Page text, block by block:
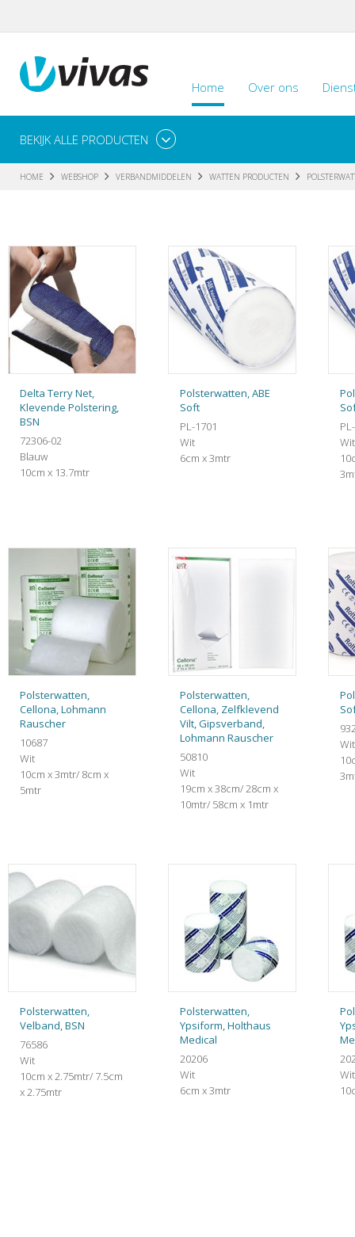
Home Over ons
BEKIJK ALLE PRODUCTEN
HOME WEBSHOP VERBANDMIDDELEN WATTEN PRODUCTEN
Delta Terry Net,
Klevende Polstering,
BSN
72306-02
Blauw
10cm x 13.7mtr
Polsterwatten, ABE
Soft
PL-1701
Wit
6cm x 3mtr
Wit
Polsterwatten,
Cellona, Lohmann
Rauscher
10687
Wit
10cm x 3mtr/ 8cm x
5mtr
Polsterwatten,
Cellona, Zelfklevend
Vilt, Gipsverband,
Lohmann Rauscher
50810
Wit
19cm x 38cm/ 28cm x
10mtr/ 58cm x 1mtr
Wit
Polsterwatten,
Velband, BSN
76586
Wit
10cm x 2.75mtr/ 7.5cm
x 2.75mtr
Polsterwatten,
Ypsiform, Holthaus
Medical
20206
Wit
6cm x 3mtr
Wit